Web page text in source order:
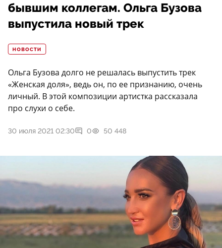
бывшим коллегам. Ольга Бузова
выпустила новый трек
НОВОСТИ
Ольга Бузова долго не решалась выпустить трек
«Женская доля», ведь он, по ее признанию, очень
личный. В этой композиции артистка рассказала
про слухи о себе.
30 июля 2021 02:30 0 50 448